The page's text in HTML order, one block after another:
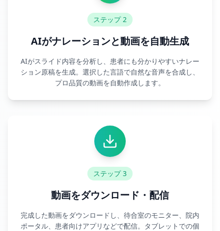
ステップ 2
AIがナレーションと動画を自動生成
AIがスライド内容を分析し、患者にも分かりやすいナレー
ション原稿を生成。選択した言語で自然な音声を合成し、
プロ品質の動画を自動作成します。
ステップ 3
動画をダウンロード・配信
完成した動画をダウンロードし、待合室のモニター、院内
ポータル、患者向けアプリなどで配信。タブレットでの個